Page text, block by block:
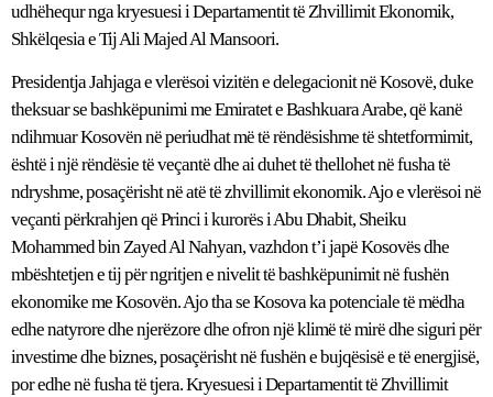
udhëhequr nga kryesuesi i Departamentit të Zhvillimit Ekonomik,
Shkëlqesia e Tij Ali Majed Al Mansoori.
Presidentja Jahjaga e vlerësoi vizitën e delegacionit në Kosovë, duke
theksuar se bashkëpunimi me Emiratet e Bashkuara Arabe, që kanë
ndihmuar Kosovën në periudhat më të rëndësishme të shtetformimit,
është i një rëndësie të veçantë dhe ai duhet të thellohet në fusha të
ndryshme, posaçërisht në atë të zhvillimit ekonomik. Ajo e vlerësoi në
veçanti përkrahjen që Princi i kurorës i Abu Dhabit, Sheiku
Mohammed bin Zayed Al Nahyan, vazhdon t’i japë Kosovës dhe
mbështetjen e tij për ngritjen e nivelit të bashkëpunimit në fushën
ekonomike me Kosovën. Ajo tha se Kosova ka potenciale të mëdha
edhe natyrore dhe njerëzore dhe ofron një klimë të mirë dhe siguri për
investime dhe biznes, posaçërisht në fushën e bujqësisë e të energjisë,
por edhe në fusha të tjera. Kryesuesi i Departamentit të Zhvillimit